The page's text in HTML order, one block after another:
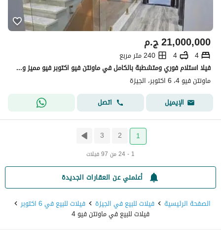
ج.م21,000,000
4
4
240 متر مربع
فيلا استلام فوري ومتشطبة بالكامل في ماونتن فيو اكتوبر فيو مميز ومتاح امكانية تقسيط
ماونتن فيو 4، 6 اكتوبر، الجيزة
الإيميل
اتصل
1
2
3
1 - 24 من 97 فيلات
أعلمني عن العقارات الجديدة
الصفحة الرئيسية
فيلات للبيع في الجيزة فيلات للبيع في 6 اكتوبر
فيلات للبيع في ماونتن فيو 4